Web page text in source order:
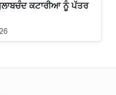
ਕਟਾਰੀਆ ਨੂੰ ਪੱਤਰ